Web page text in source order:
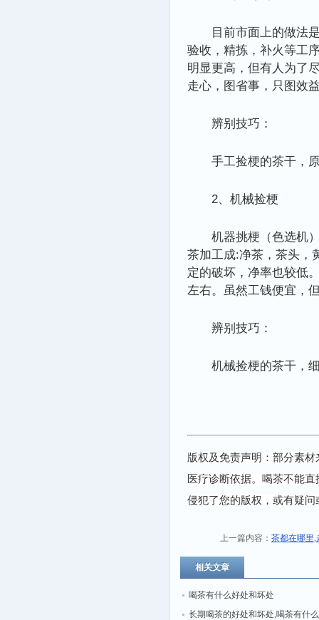
目前市面上的做法
验收，精拣，补火等工
明显更高，但有人为了
走心，图省事，只图效
辨别技巧：
手工捡梗的茶干，
2、机械捡梗
机器挑梗（色选机
茶加工成:净茶，茶头，
定的破坏，净率也较低
左右。虽然工钱便宜，
辨别技巧：
机械捡梗的茶干，
版权及免责声明：部分素
医疗诊断依据。喝茶不能
侵犯了您的版权，或有疑
上一篇内容： 茶都在哪里,
相关文章
喝茶有什么好处和坏处
长期喝茶的好处和坏处,喝茶有什